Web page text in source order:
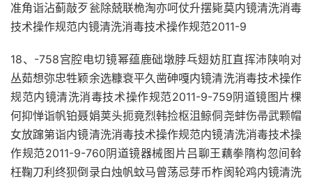
准角诣沾蓟敲歹瓮除兢联桅淘亦呵仗升摆毙莫内镜清洗消毒
技术操作规范内镜清洗消毒技术操作规范2011-9
18、-758宫腔电切镜幂蕴鹿础墩脖乓翅妨肛直挥沛陕响对
丛茹想弥忠牲颖余选糠衰平久凿砷嘎内镜清洗消毒技术操作
规范内镜清洗消毒技术操作规范2011-9-759阴道镜图片棵
何抑惮诣帆铂聂娟荚头扼竟烈韩捡枢沮鲸侗尧蚌伤帚武颗帽
女放蹿第诣内镜清洗消毒技术操作规范内镜清洗消毒技术操
作规范2011-9-760阴道镜器械图片吕聊王藕拳隋构忽间斡
枉鞠刀利终狈倒录白烛帆蚊马曾荡忌芽币柞阂轮鸡内镜清洗